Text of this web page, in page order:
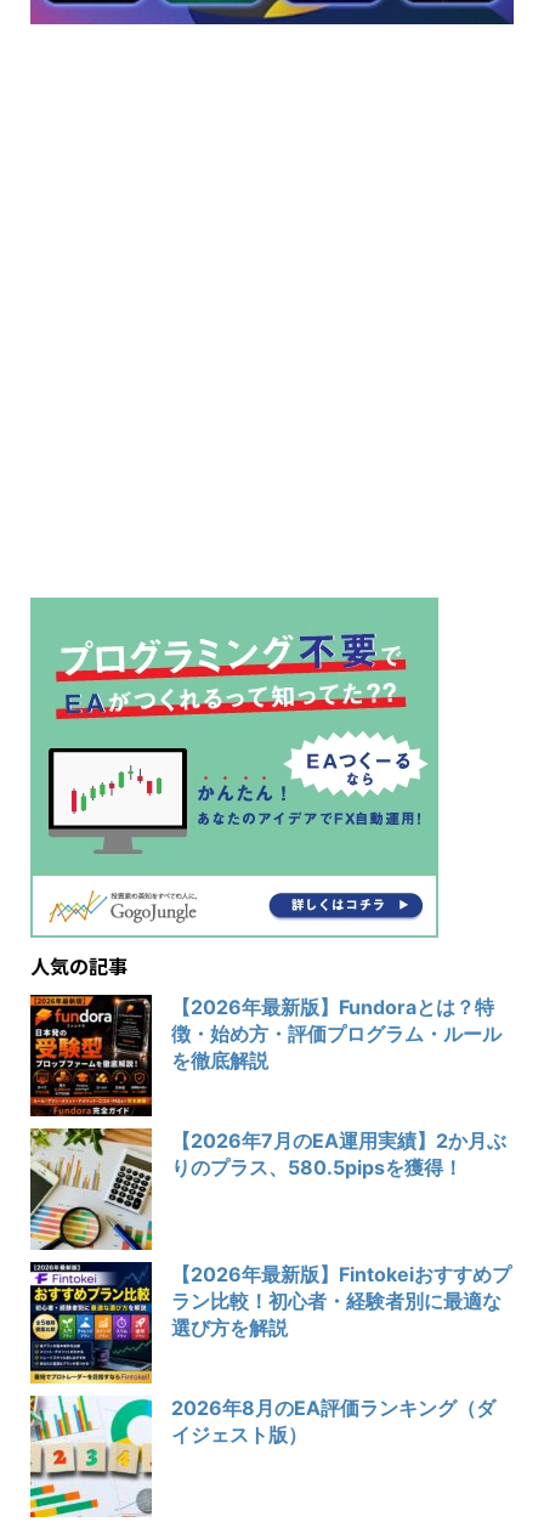
人気の記事
【2026年最新版】Fundoraとは？特
徴・始め方・評価プログラム・ルール
を徹底解説
【2026年7月のEA運用実績】2か月ぶ
りのプラス、580.5pipsを獲得！
【2026年最新版】Fintokeiおすすめプ
ラン比較！初心者・経験者別に最適な
選び方を解説
2026年8月のEA評価ランキング（ダ
イジェスト版）